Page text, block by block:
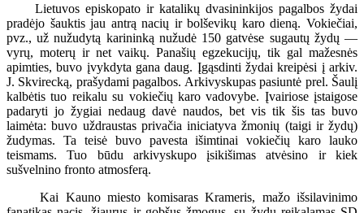
Lietuvos episkopato ir katalikų dvasininkijos pagalbos žydai
pradėjo šauktis jau antrą nacių ir bolševikų karo dieną. Vokiečiai,
pvz., už nužudytą karininką nužudė 150 gatvėse sugautų žydų —
vyrų, moterų ir net vaikų. Panašių egzekucijų, tik gal mažesnės
apimties, buvo įvykdyta gana daug. Įgąsdinti žydai kreipėsi į arkiv.
J. Skvirecką, prašydami pagalbos. Arkivyskupas pasiuntė prel. Šaulį
kalbėtis tuo reikalu su vokiečių karo vadovybe. Įvairiose įstaigose
padaryti jo žygiai nedaug davė naudos, bet vis tik šis tas buvo
laimėta: buvo uždraustas privačia iniciatyva žmonių (taigi ir žydų)
žudymas. Ta teisė buvo pavesta išimtinai vokiečių karo lauko
teismams. Tuo būdu arkivyskupo įsikišimas atvėsino ir kiek
sušvelnino fronto atmosferą.
Kai Kauno miesto komisaras Krameris, mažo išsilavinimo